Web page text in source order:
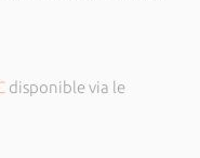
disponible via le